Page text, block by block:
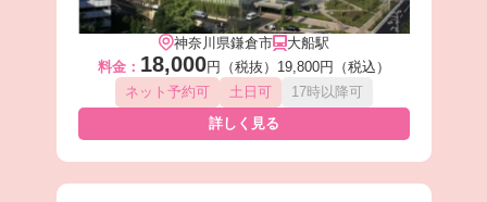
神奈川県鎌倉市
大船駅
料金： 18,000円（税抜） 19,800円（税込）
ネット予約可
土日可
17時以降可
詳しく見る